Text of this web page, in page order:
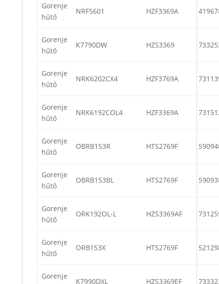
Gorenje
hűtő
NRF5601 HZF3369A
Gorenje
hűtő
K7790DW HZS3369
Gorenje
hűtő
NRK6202CX4 HZF3769A
Gorenje
hűtő
NRK6192COL4 HZF3369A
Gorenje
hűtő
OBRB153R HTS2769F
Gorenje
hűtő
OBRB153BL HTS2769F
Gorenje
hűtő
ORK192OL-L HZS3369AF
Gorenje
hűtő
ORB153X HTS2769F
Gorenje
K7990DXL HZS3369EF